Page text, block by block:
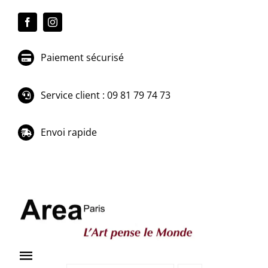
Paiement sécurisé
Service client : 09 81 79 74 73
Envoi rapide